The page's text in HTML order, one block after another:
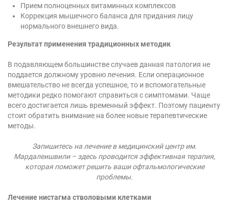
Прием полноценных витаминных комплексов
Коррекция мышечного баланса для придания лицу
нормального внешнего вида.
Результат применения традиционных методик
В подавляющем большинстве случаев данная патология не
поддается должному уровню лечения. Если операционное
вмешательство не всегда успешное, то и вспомогательные
методики редко помогают справиться с симптомами. Чаще
всего достигается лишь временный эффект. Поэтому пациенту
стоит обратить внимание на более новые терапевтические
методы.
Запишитесь на лечение в медицинский центр им.
Мардалеишвили – здесь проводится эффективная терапия,
которая поможет решить ваши офтальмологические
проблемы.
Лечение нистагма стволовыми клетками